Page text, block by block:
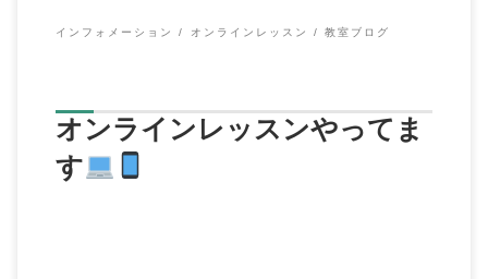
インフォメーション オンラインレッスン 教室ブログ
オンラインレッスンやってま
す